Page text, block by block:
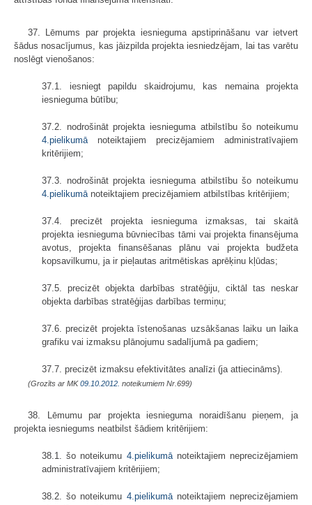
37. Lēmums par projekta iesnieguma apstiprināšanu var ietvert
šādus nosacījumus, kas jāizpilda projekta iesniedzējam, lai tas varētu
noslēgt vienošanos:
37.1. iesniegt papildu skaidrojumu, kas nemaina projekta
iesnieguma būtību;
37.2. nodrošināt projekta iesnieguma atbilstību šo noteikumu
4.pielikumānoteiktajiem precizējamiem administratīvajiem
kritērijiem;
37.3. nodrošināt projekta iesnieguma atbilstību šo noteikumu
4.pielikumānoteiktajiem precizējamiem atbilstības kritērijiem;
37.4. precizēt projekta iesnieguma izmaksas, tai skaitā
projekta iesnieguma būvniecības tāmi vai projekta finansējuma
avotus, projekta finansēšanas plānu vai projekta budžeta
kopsavilkumu, ja ir pieļautas aritmētiskas aprēķinu kļūdas;
37.5. precizēt objekta darbības stratēģiju, ciktāl tas neskar
objekta darbības stratēģijas darbības termiņu;
37.6. precizēt projekta īstenošanas uzsākšanas laiku un laika
grafiku vai izmaksu plānojumu sadalījumā pa gadiem;
37.7. precizēt izmaksu efektivitātes analīzi (ja attiecināms).
(Grozīts ar MK09.10.2012. noteikumiem Nr.699)
38. Lēmumu par projekta iesnieguma noraidīšanu pieņem, ja
projekta iesniegums neatbilst šādiem kritērijiem:
38.1. šo noteikumu 4.pielikumānoteiktajiem neprecizējamiem
administratīvajiem kritērijiem;
38.2. šo noteikumu 4.pielikumānoteiktajiem neprecizējamiem